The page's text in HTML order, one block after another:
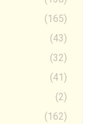
(165)
(43)
(32)
(41)
(2)
(162)